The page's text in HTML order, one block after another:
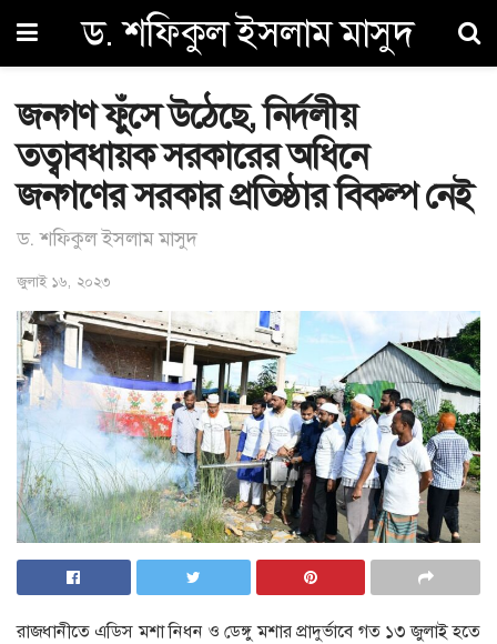
ড. শফিকুল ইসলাম মাসুদ
জনগণ ফুঁসে উঠেছে, নির্দলীয়
তত্বাবধায়ক সরকারের অধিনে
জনগণের সরকার প্রতিষ্ঠার বিকল্প নেই
ড. শফিকুল ইসলাম মাসুদ
জুলাই ১৬, ২০২৩
রাজধানীতে এডিস মশা নিধন ও ডেঙ্গু মশার প্রাদুর্ভাবে গত ১৩ জুলাই হতে